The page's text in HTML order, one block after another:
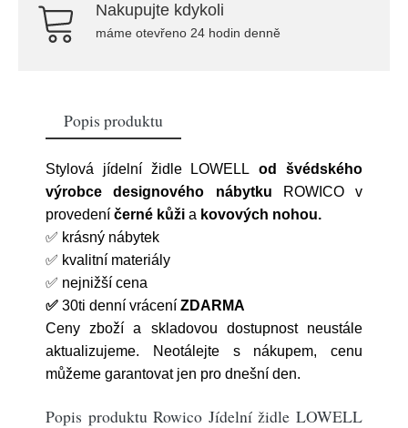
Nakupujte kdykoli
máme otevřeno 24 hodin denně
Popis produktu
Stylová jídelní židle LOWELLod švédského
výrobce designového nábytku ROWICO v
provedení černé kůži a kovových nohou.
✅ krásný nábytek
✅ kvalitní materiály
✅ nejnižší cena
✅ 30ti denní vrácení ZDARMA
Ceny zboží a skladovou dostupnost neustále
aktualizujeme. Neotálejte s nákupem, cenu
můžeme garantovat jen pro dnešní den.
Popis produktu Rowico Jídelní židle LOWELL